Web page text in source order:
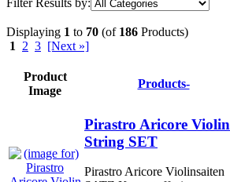
Displaying 1 to 70 (of 186 Products)
1
2 3 [Next »]
Product
Image
Products-
Pirastro Aricore Violin
String SET
Pirastro Aricore Violinsaiten